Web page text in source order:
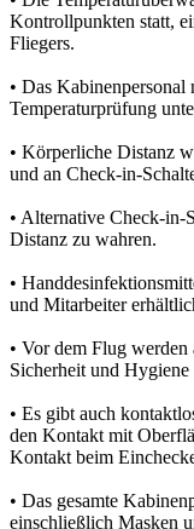
Kontrollpunkten statt,
Fliegers.
• Das Kabinenpersonal
Temperaturprüfung
• Körperliche Distanz
und an Check-in-
• Alternative Check-in-
Distanz zu wahren.
•
und Mitarbeiter
• Vor dem Flug
Sicherheit und Hygiene
• Es gibt auch
den Kontakt mit
Kontakt beim
• Das gesamte
einschließlich Masken